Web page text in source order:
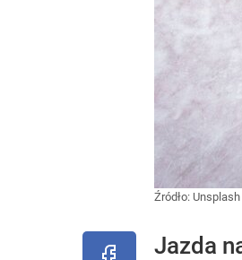
Źródło: Unsplash
Jazda